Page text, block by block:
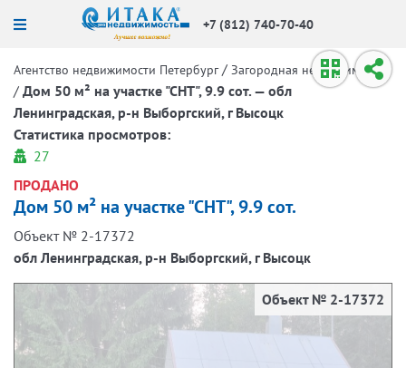
+7 (812) 740-70-40
Агентство недвижимости Петербург / Загородная недвижимость
/ Дом 50 м² на участке "СНТ", 9.9 сот. — обл
Ленинградская, р-н Выборгский, г Высоцк
Статистика просмотров:
27
ПРОДАНО
Дом 50 м² на участке "СНТ", 9.9 сот.
Объект № 2-17372
обл Ленинградская, р-н Выборгский, г Высоцк
Объект № 2-17372